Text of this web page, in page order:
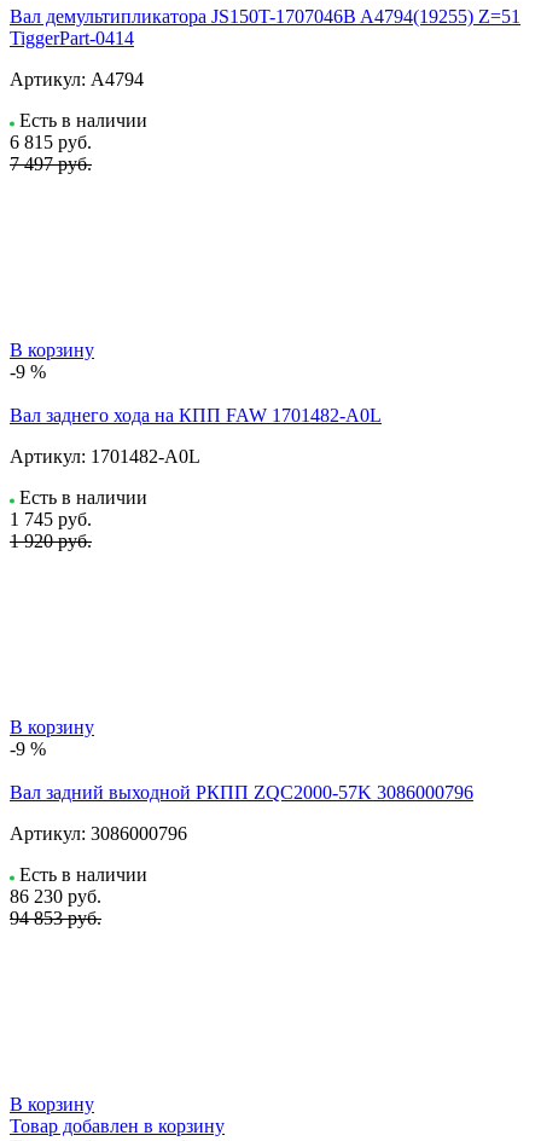
Вал демультипликатора JS150T-1707046B A4794(19255) Z=51
TiggerPart-0414
Артикул: A4794
Есть в наличии
6 815 руб.
7 497 руб.
В корзину
-9 %
Вал заднего хода на КПП FAW 1701482-A0L
Артикул: 1701482-A0L
Есть в наличии
1 745 руб.
1 920 руб.
В корзину
-9 %
Вал задний выходной РКПП ZQC2000-57K 3086000796
Артикул: 3086000796
Есть в наличии
86 230 руб.
94 853 руб.
В корзину
Товар добавлен в корзину